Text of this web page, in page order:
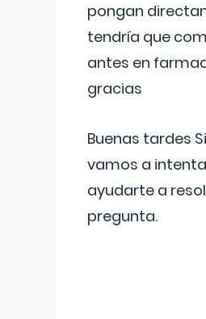
pongan
tendría que
antes en
gracias
Buenas tardes
vamos a
ayudarte a
pregunta.